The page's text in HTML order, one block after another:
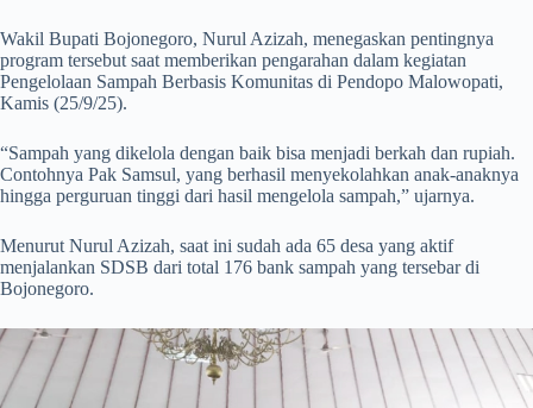
Wakil Bupati Bojonegoro, Nurul Azizah, menegaskan pentingnya
program tersebut saat memberikan pengarahan dalam kegiatan
Pengelolaan Sampah Berbasis Komunitas di Pendopo Malowopati,
Kamis (25/9/25).
“Sampah yang dikelola dengan baik bisa menjadi berkah dan rupiah.
Contohnya Pak Samsul, yang berhasil menyekolahkan anak-anaknya
hingga perguruan tinggi dari hasil mengelola sampah,” ujarnya.
Menurut Nurul Azizah, saat ini sudah ada 65 desa yang aktif
menjalankan SDSB dari total 176 bank sampah yang tersebar di
Bojonegoro.